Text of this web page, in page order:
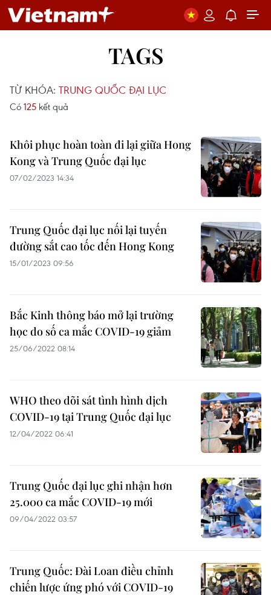
TAGS
TỪ KHÓA: TRUNG QUỐC ĐẠI LỤC
Có 125 kết quả
Khôi phục hoàn toàn đi lại giữa Hong
Kong và Trung Quốc đại lục
07/02/2023 14:34
Trung Quốc đại lục nối lại tuyến
đường sắt cao tốc đến Hong Kong
15/01/2023 09:56
Bắc Kinh thông báo mở lại trường
học do số ca mắc COVID-19 giảm
25/06/2022 08:14
WHO theo dõi sát tình hình dịch
COVID-19 tại Trung Quốc đại lục
12/04/2022 06:41
Trung Quốc đại lục ghi nhận hơn
25.000 ca mắc COVID-19 mới
09/04/2022 03:57
Trung Quốc: Đài Loan điều chỉnh
chiến lược ứng phó với COVID-19